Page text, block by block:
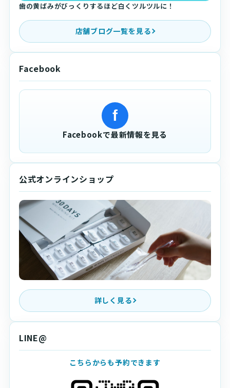
歯の黄ばみがびっくりするほど白くツルツルに！
店舗ブログ一覧を見る
Facebook
f
Facebookで最新情報を見る
公式オンラインショップ
詳しく見る
LINE@
こちらからも予約できます